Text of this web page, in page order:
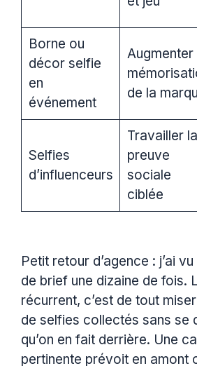
Borne ou
décor selfie
en
événement
Augmenter
de la
Selfies
d’influenceurs
Travailler la
preuve
sociale
ciblée
Petit retour d’agence : j’ai
de brief une dizaine de fois.
récurrent, c’est de tout
de selfies collectés sans se
qu’on en fait derrière. Une
pertinente prévoit en amont